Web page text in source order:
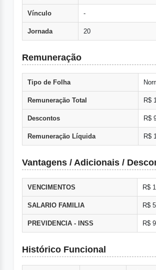
Vínculo -
Jornada 20
Remuneração
Tipo de Folha
Remuneração Total R$
Descontos R$
Remuneração Líquida R$
Vantagens / Adicionais /
VENCIMENTOS R$
SALARIO FAMILIA R$
PREVIDENCIA - INSS R$
Histórico Funcional